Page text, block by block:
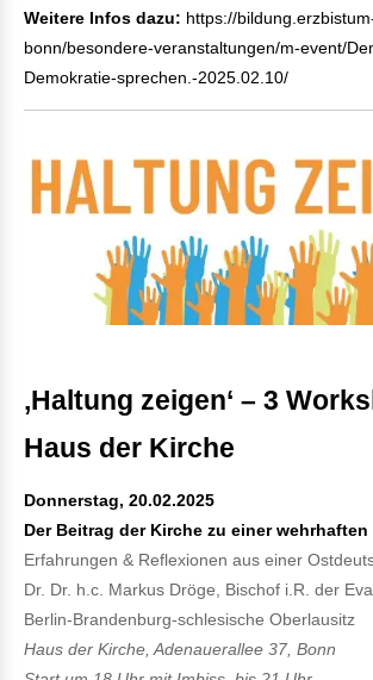
Weitere Infos dazu: https://
bonn/besondere-veranstaltungen/m-event/
Demokratie-sprechen.-2025.02.10/
‚Haltung zeigen‘ – 3
Haus der Kirche
Donnerstag, 20.02.2025
Der Beitrag der Kirche zu einer wehrhaften
Erfahrungen & Reflexionen aus einer
Dr. Dr. h.c. Markus Dröge, Bischof i.R. der
Berlin-Brandenburg-schlesische Oberlausitz
Haus der Kirche, Adenauerallee 37, Bonn